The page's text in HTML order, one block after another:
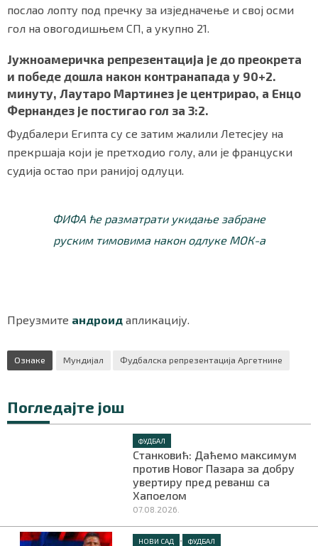
послао лопту под пречку за изједначење и свој осми
гол на овогодишњем СП, а укупно 21.
Јужноамеричка репрезентација је до преокрета
и победе дошла након контранапада у 90+2.
минуту, Лаутаро Мартинез је центрирао, а Енцо
Фернандез је постигао гол за 3:2.
Фудбалери Египта су се затим жалили Летесјеу на
прекршаја који је претходио голу, али је француски
судија остао при ранијој одлуци.
ФИФА ће разматрати укидање забране
руским тимовима након одлуке МОК-а
Преузмите андроид апликацију.
Ознаке Мундијал Фудбалска репрезентација Аргетнине
Погледајте још
ФУДБАЛ
Станковић: Даћемо максимум
против Новог Пазара за добру
увертиру пред реванш са
Хапоелом
07.08.2026.
НОВИ САД • ФУДБАЛ